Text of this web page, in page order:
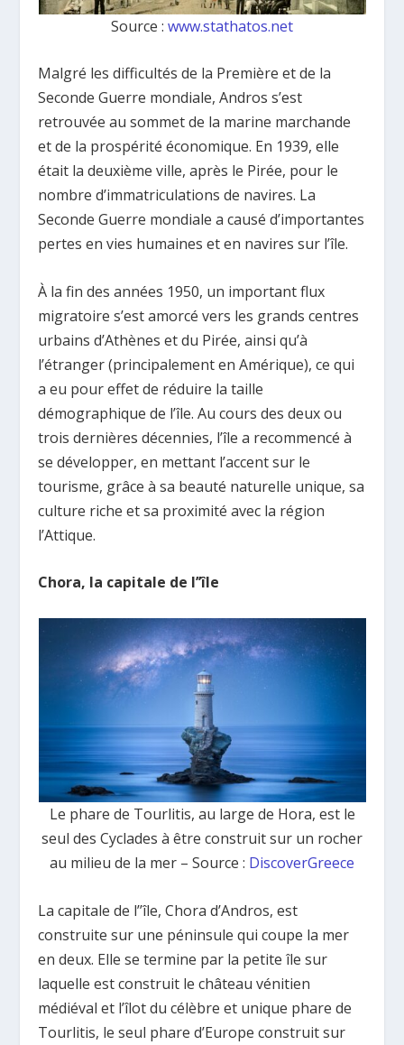
Source : www.stathatos.net
Malgré les difficultés de la Première et de la
Seconde Guerre mondiale, Andros s’est
retrouvée au sommet de la marine marchande
et de la prospérité économique. En 1939, elle
était la deuxième ville, après le Pirée, pour le
nombre d’immatriculations de navires. La
Seconde Guerre mondiale a causé d’importantes
pertes en vies humaines et en navires sur l’île.
À la fin des années 1950, un important flux
migratoire s’est amorcé vers les grands centres
urbains d’Athènes et du Pirée, ainsi qu’à
l’étranger (principalement en Amérique), ce qui
a eu pour effet de réduire la taille
démographique de l’île. Au cours des deux ou
trois dernières décennies, l’île a recommencé à
se développer, en mettant l’accent sur le
tourisme, grâce à sa beauté naturelle unique, sa
culture riche et sa proximité avec la région
l’Attique.
Chora, la capitale de l’’île
Le phare de Tourlitis, au large de Hora, est le
seul des Cyclades à être construit sur un rocher
au milieu de la mer – Source : DiscoverGreece
La capitale de l’’île, Chora d’Andros, est
construite sur une péninsule qui coupe la mer
en deux. Elle se termine par la petite île sur
laquelle est construit le château vénitien
médiéval et l’îlot du célèbre et unique phare de
Tourlitis, le seul phare d’Europe construit sur